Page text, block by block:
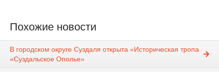
Похожие новости
В городском округе Суздаля открыта «Историческая тропа
«Суздальское Ополье»